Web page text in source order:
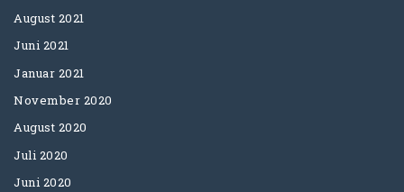
August 2021
Juni 2021
Januar 2021
November 2020
August 2020
Juli 2020
Juni 2020